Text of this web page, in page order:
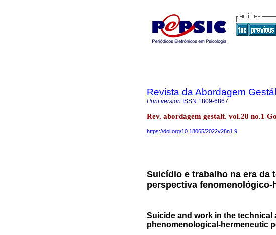
Revista da Abordagem
Print version ISSN 1809-6867
Rev. abordagem gestalt. vol.28 no.1
https://doi.org/10.18065/2022v28n1.9
Suicídio e trabalho na era da
perspectiva fenomenológico-
Suicide and work in the technical
phenomenological-hermeneutic